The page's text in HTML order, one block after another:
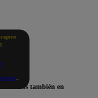
agosto
también en